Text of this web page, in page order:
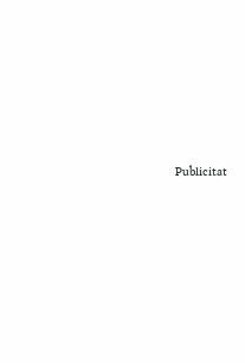
Publicitat